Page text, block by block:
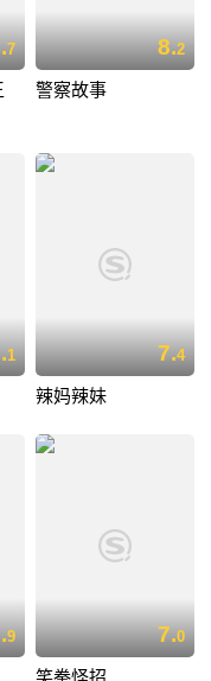
7 8.2
警察故事
1 7.4
辣妈辣妹
9 7.0